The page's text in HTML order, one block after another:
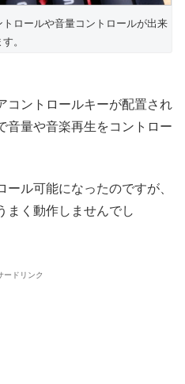
ロールや音量コントロールが出来
す。
コントロールキーが配置され
音量や音楽再生をコントロー
ル可能になったのですが、
まく動作しませんでし
ードリンク